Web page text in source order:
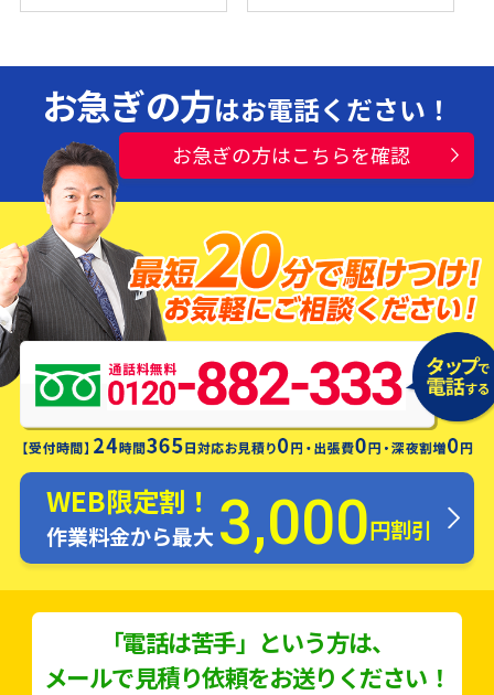
お急ぎの方はお電話ください！
お急ぎの方はこちらを確認
水漏れ・つまり・修理お電話一本ですぐ
にお伺いします！
WEB限定割！
作業料金から最大 3,000円割引
「電話は苦手」という方は、
メールで見積り依頼をお送りください！